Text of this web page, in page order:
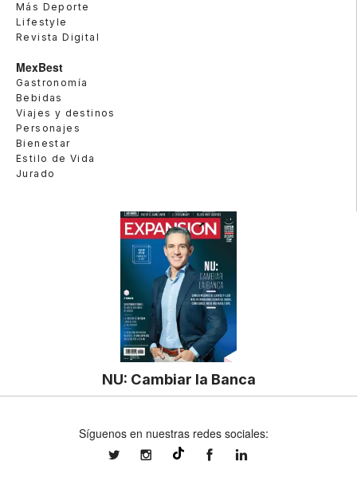
Más Deporte
Lifestyle
Revista Digital
MexBest
Gastronomía
Bebidas
Viajes y destinos
Personajes
Bienestar
Estilo de Vida
Jurado
NU: Cambiar la Banca
Síguenos en nuestras redes sociales:
expansionmxexpansionmx ExpansionMex